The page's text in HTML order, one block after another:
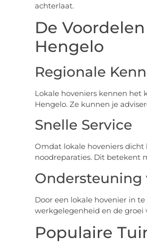
achterlaat.
De
Hengelo
Regionale
Lokale hoveniers kennen het
Hengelo. Ze kunnen je
Snelle Service
Omdat lokale hoveniers dicht
noodreparaties. Dit betekent
Ondersteuning
Door een lokale hovenier in
werkgelegenheid en de groei
Populaire